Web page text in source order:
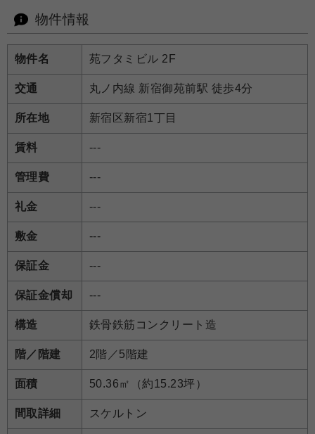
物件情報
物件名 苑フタミビル 2F
交通 丸ノ内線 新宿御苑前駅 徒歩4分
所在地 新宿区新宿1丁目
賃料 ---
管理費 ---
礼金 ---
敷金 ---
保証金 ---
保証金償却 ---
構造 鉄骨鉄筋コンクリート造
階／階建 2階／5階建
面積 50.36㎡（約15.23坪）
間取詳細 スケルトン